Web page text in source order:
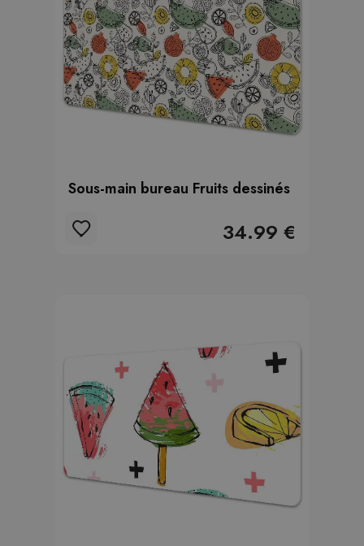
Sous-main bureau Fruits dessinés
34.99 €